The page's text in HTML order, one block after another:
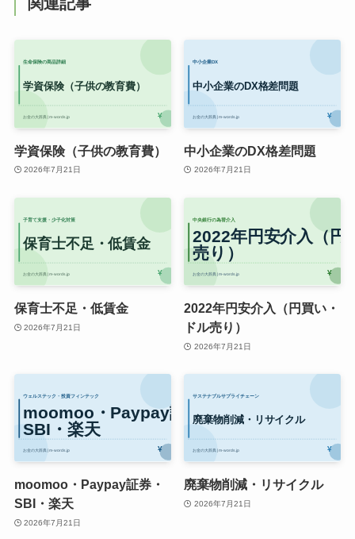
学資保険（子供の教育費）
2026年7月21日
中小企業のDX格差問題
2026年7月21日
保育士不足・低賃金
2026年7月21日
2022年円安介入（円買い・
ドル売り）
2026年7月21日
moomoo・Paypay証券・
SBI・楽天
2026年7月21日
廃棄物削減・リサイクル
2026年7月21日